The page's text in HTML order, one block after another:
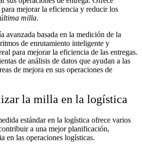
mejorar la eficiencia y reducir los
milla.
avanzada basada en la medición de la
de enrutamiento inteligente y
para mejorar la eficiencia de las entregas.
de análisis de datos que ayudan a las
de mejora en sus operaciones de
la milla en la logística
estándar en la logística ofrece varios
a una mejor planificación,
en las operaciones logísticas.